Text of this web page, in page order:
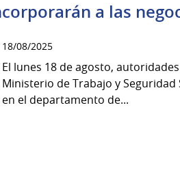
a las
18/08/2025
El lunes 18 de agosto,
Ministerio de Trabajo y
en el departamento de...